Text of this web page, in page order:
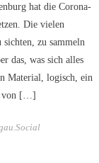
hat die Corona-
Die vielen
zu sammeln
das, was sich alles
Material, logisch, ein
von […]